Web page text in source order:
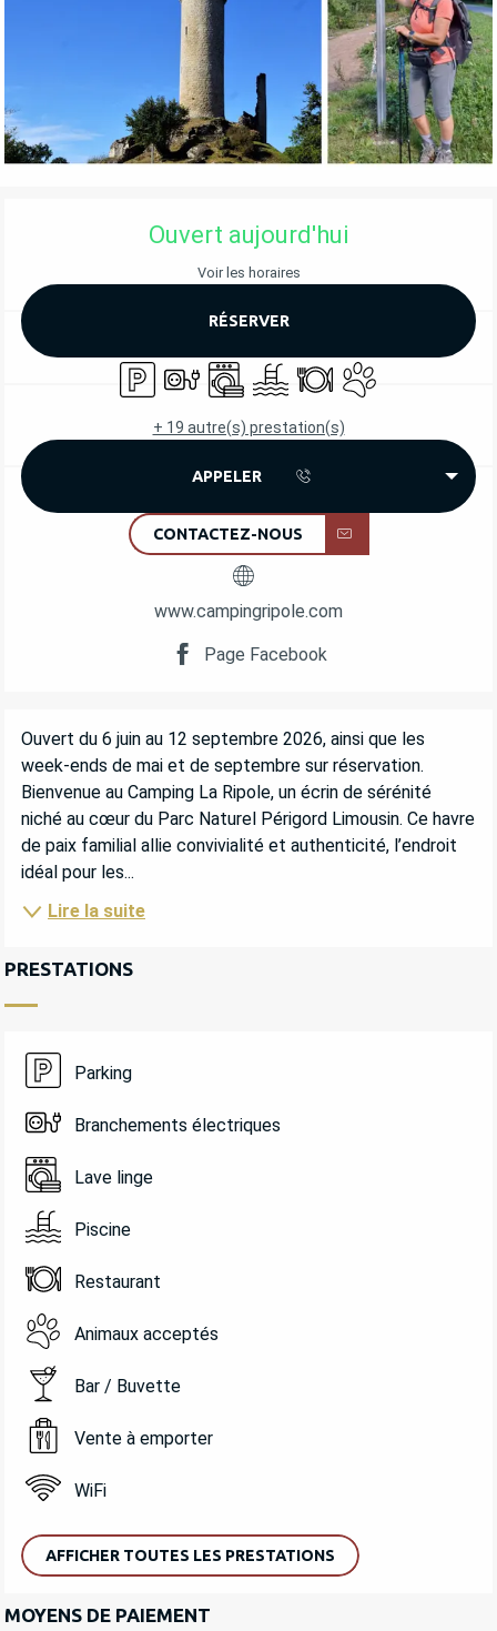
OUVERTURE ET COORDONNÉES
Ouvert aujourd'hui
Voir les horaires
RÉSERVER
ParkingBranchements électriques
Lave lingePiscineRestaurantAnimaux acceptés
+ 19 autre(s) prestation(s)
APPELER
CONTACTEZ-NOUS
www.campingripole.com
Page Facebook
DESCRIPTION
Ouvert du 6 juin au 12 septembre 2026, ainsi que les
week-ends de mai et de septembre sur réservation.
Bienvenue au Camping La Ripole, un écrin de sérénité
niché au cœur du Parc Naturel Périgord Limousin. Ce havre
de paix familial allie convivialité et authenticité, l’endroit
idéal pour les...
Lire la suite
PRESTATIONS
Parking
Branchements électriques
Lave linge
Piscine
Restaurant
Animaux acceptés
Bar / Buvette
Vente à emporter
WiFi
AFFICHER TOUTES LES PRESTATIONS
MOYENS DE PAIEMENT